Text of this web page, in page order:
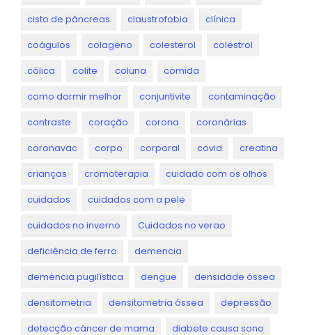
cisto de pâncreas claustrofobia clínica
coágulos colageno colesterol colestrol
cólica colite coluna comida
como dormir melhor conjuntivite contaminação
contraste coração corona coronárias
coronavac corpo corporal covid creatina
crianças cromoterapia cuidado com os olhos
cuidados cuidados com a pele
cuidados no inverno Cuidados no verao
deficiência de ferro demencia
demência pugilística dengue densidade óssea
densitometria densitometria óssea depressão
detecção câncer de mama diabete causa sono